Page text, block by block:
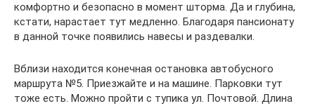
комфортно и безопасно в момент шторма. Да и глубина,
кстати, нарастает тут медленно. Благодаря пансионату
в данной точке появились навесы и раздевалки.
Вблизи находится конечная остановка автобусного
маршрута №5. Приезжайте и на машине. Парковки тут
тоже есть. Можно пройти с тупика ул. Почтовой. Длина